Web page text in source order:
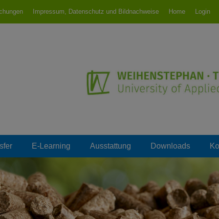
Impressum, Datenschutz und Bildnachweise Home Login
E-Learning Ausstattung Downloads